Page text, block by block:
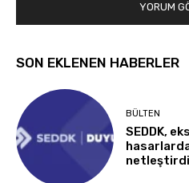
SON EKLENEN HABERLER
BÜLTEN
SEDDK,
netleştirdi